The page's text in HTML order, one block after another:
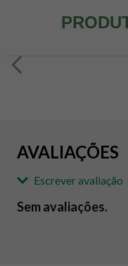
AVALIAÇÕES
Escrever avaliação
Sem avaliações.